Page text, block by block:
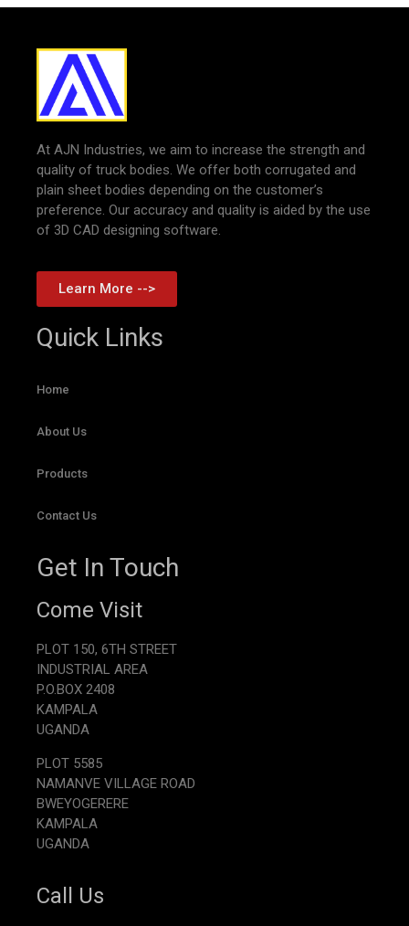
At AJN Industries, we aim to increase the strength and
quality of truck bodies. We offer both corrugated and
plain sheet bodies depending on the customer’s
preference. Our accuracy and quality is aided by the use
of 3D CAD designing software.
Learn More -->
Quick Links
Home
About Us
Products
Contact Us
Get In Touch
Come Visit
PLOT 150, 6TH STREET
INDUSTRIAL AREA
P.O.BOX 2408
KAMPALA
UGANDA
PLOT 5585
NAMANVE VILLAGE ROAD
BWEYOGERERE
KAMPALA
UGANDA
Call Us